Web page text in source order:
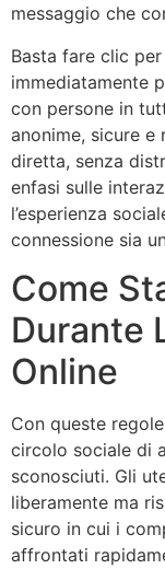
messaggio che
Basta fare clic
immediatamente
con persone in
anonime, sicure e
diretta, senza
enfasi sulle
l’esperienza
connessione sia
Come
Durante
Online
Con queste
circolo sociale di
sconosciuti. Gli
liberamente ma
sicuro in cui i
affrontati